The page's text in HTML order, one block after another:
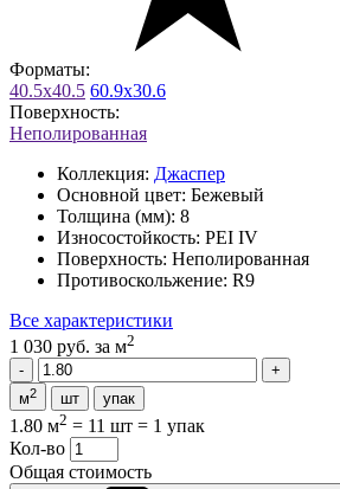
Форматы:
40.5x40.5 60.9x30.6
Поверхность:
Неполированная
Коллекция: Джаспер
Основной цвет: Бежевый
Толщина (мм): 8
Износостойкость: PEI IV
Поверхность: Неполированная
Противоскольжение: R9
Все характеристики
1 030 руб. за м2
м2 шт упак
1.80 м2 = 11 шт = 1 упак
Кол-во
Общая стоимость